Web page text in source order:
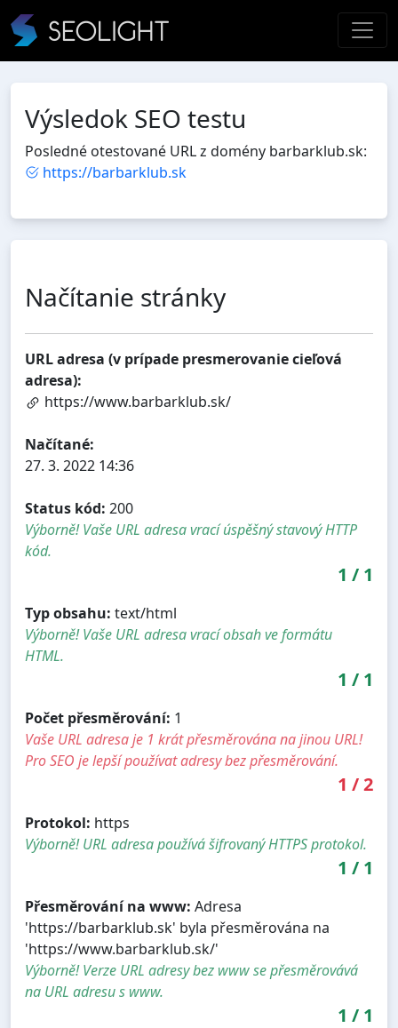
Výsledok SEO testu
Posledné otestované URL z domény barbarklub.sk:
https://barbarklub.sk
Načítanie stránky
URL adresa (v prípade presmerovanie cieľová
adresa):
https://www.barbarklub.sk/
Načítané:
27. 3. 2022 14:36
Status kód: 200
Výborně! Vaše URL adresa vrací úspěšný stavový HTTP
kód.
1 / 1
Typ obsahu: text/html
Výborně! Vaše URL adresa vrací obsah ve formátu
HTML.
1 / 1
Počet přesměrování: 1
Vaše URL adresa je 1 krát přesměrována na jinou URL!
Pro SEO je lepší používat adresy bez přesměrování.
1 /2
Protokol: https
Výborně! URL adresa používá šifrovaný HTTPS protokol.
1 / 1
Přesměrování na www: Adresa
'https://barbarklub.sk' byla přesměrována na
'https://www.barbarklub.sk/'
Výborně! Verze URL adresy bez www se přesměrovává
na URL adresu s www.
1 / 1